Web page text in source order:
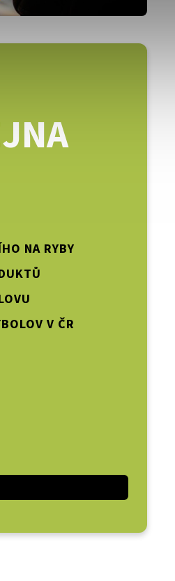
NA RYBY
V ČR